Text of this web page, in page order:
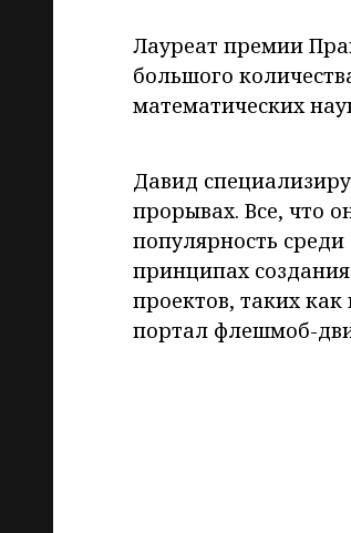
Лауреат премии
большого
математических
Давид
прорывах. Все, что
популярность среди
принципах
проектов, таких
портал флешмоб-